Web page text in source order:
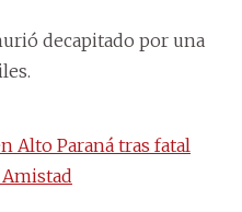
decapitado por una
Alto Paraná tras fatal